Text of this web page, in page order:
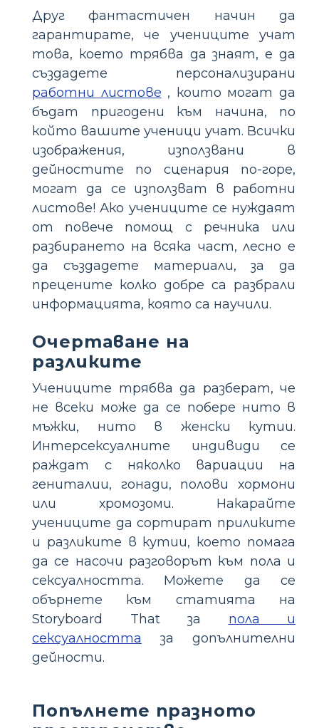
Друг фантастичен начин да
гарантирате, че учениците учат
това, което трябва да знаят, е да
създадете персонализирани
работни листове , които могат да
бъдат пригодени към начина, по
който вашите ученици учат. Всички
изображения, използвани в
дейностите по сценария по-горе,
могат да се използват в работни
листове! Ако учениците се нуждаят
от повече помощ с речника или
разбирането на всяка част, лесно е
да създадете материали, за да
прецените колко добре са разбрали
информацията, която са научили.
Очертаване на
разликите
Учениците трябва да разберат, че
не всеки може да се побере нито в
мъжки, нито в женски кутии.
Интерсексуалните индивиди се
раждат с няколко вариации на
гениталии, гонади, полови хормони
или хромозоми. Накарайте
учениците да сортират приликите
и разликите в кутии, което помага
да се насочи разговорът към пола и
сексуалността. Можете да се
обърнете към статията на
Storyboard That за пола и
сексуалността за допълнителни
дейности.
Попълнете празното